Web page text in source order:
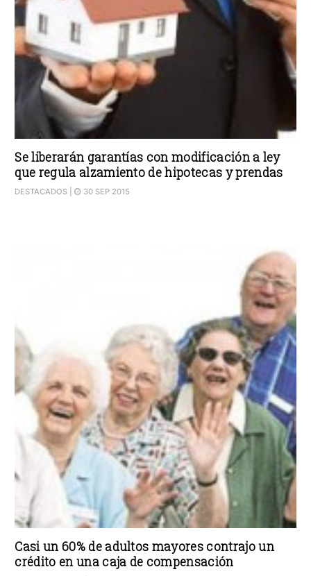
Se liberarán garantías con modificación a ley
que regula alzamiento de hipotecas y prendas
DESTACADOS | 30 SEP 2015
Casi un 60% de adultos mayores contrajo un
crédito en una caja de compensación